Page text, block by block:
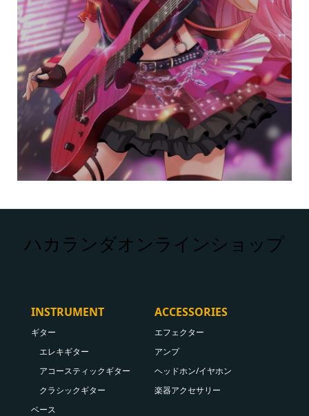
ハカランダオンラインショップ
INSTRUMENT
ギター
エレキギター
アコースティックギター
クラシックギター
ベース
ACCESSORIES
エフェクター
アンプ
ヘッドホン/イヤホン
楽器アクセサリー